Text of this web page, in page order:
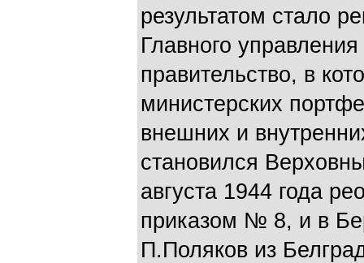
результатом стало
Главного
правительство, в
министерских
внешних и
становился
августа 1944 года
приказом № 8, и в
П.Поляков из